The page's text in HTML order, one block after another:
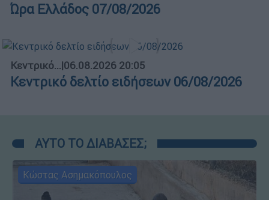
Ώρα Ελλάδος 07/08/2026
Κεντρικό...|06.08.2026 20:05
Κεντρικό δελτίο ειδήσεων 06/08/2026
ΑΥΤΟ ΤΟ ΔΙΑΒΑΣΕΣ;
Κώστας Ασημακόπουλος